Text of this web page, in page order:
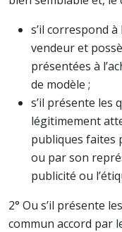
s’il correspond
vendeur et
présentées à
de modèle ;
s’il présente les
légitimement
publiques faites
ou par son
publicité ou
2° Ou s’il présente
commun accord par